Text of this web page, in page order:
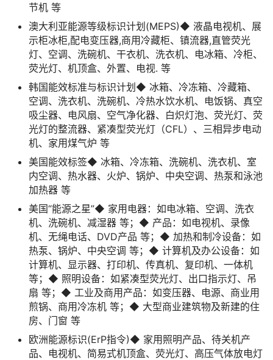
节机 等
澳大利亚能源等级标识计划(MEPS)◆ 液晶电视机、展
示柜冰柜,配电变压器,商用冷藏柜、镇流器,直管荧光
灯、空调、洗碗机、干衣机、洗衣机、电冰箱、冷柜、
荧光灯、机顶盒、外置、电视. 等
韩国能效标准与标识计划◆ 冰箱、冷冻箱、冷藏箱、
空调、洗衣机、洗碗机、冷热水饮水机、电饭锅、真空
吸尘器、电风扇、空气净化器、白炽灯泡、荧光灯、荧
光灯的整流器、紧凑型荧光灯（CFL）、三相异步电动
机、家用煤气炉 等
美国能效标签◆ 冰箱、冷冻箱、洗碗机、洗衣机、室
内空调、热水器、火炉、锅炉、中央空调、热泵和泳池
加热器 等
美国“能源之星”◆ 家用电器：如电冰箱、空调、洗衣
机、洗碗机、减湿器 等；◆ 产品：如电视机、录像
机、无绳电话、DVD产品 等；◆ 加热和制冷设备：如
热泵、锅炉、中央空调 等；◆ 计算机及办公设备：如
计算机、显示器、打印机、传真机、复印机、一体机
等；◆ 照明设备：如紧凑型荧光灯、出口指示灯、吊
扇 等；◆ 工业及商用产品：如变压器、电源、商业用
煎锅、商用冷冻机 等；◆ 大型商业建筑物及新建的住
房、门窗 等
欧洲能源标识(ErP指令)◆ 家用照明产品、待关机产
品、电视机、简易式机顶盒、荧光灯、高压气体放电灯